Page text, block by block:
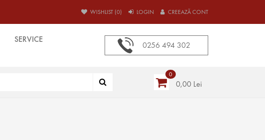
WISHLIST (0) LOGIN CREEAZĂ CONT
SERVICE
0256 494 302
0
0,00 Lei